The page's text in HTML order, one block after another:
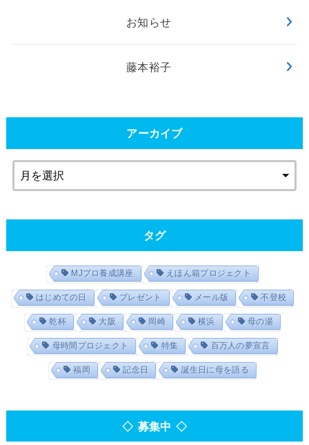
お知らせ
藤本裕子
アーカイブ
タグ
MJプロ養成講座 えほん箱プロジェクト
はじめての日 プレゼント メール版 不登校
乾杯 大阪 岡崎 横浜 母の湯
母時間プロジェクト 特集 百万人の夢宣言
福岡 記念日 誕生日に母を語る
◇ 募集中 ◇